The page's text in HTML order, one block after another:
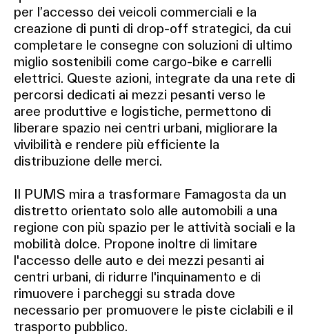
per l’accesso dei veicoli commerciali e la
creazione di punti di drop-off strategici, da cui
completare le consegne con soluzioni di ultimo
miglio sostenibili come cargo-bike e carrelli
elettrici. Queste azioni, integrate da una rete di
percorsi dedicati ai mezzi pesanti verso le
aree produttive e logistiche, permettono di
liberare spazio nei centri urbani, migliorare la
vivibilità e rendere più efficiente la
distribuzione delle merci.
Il PUMS mira a trasformare Famagosta da un
distretto orientato solo alle automobili a una
regione con più spazio per le attività sociali e la
mobilità dolce. Propone inoltre di limitare
l'accesso delle auto e dei mezzi pesanti ai
centri urbani, di ridurre l'inquinamento e di
rimuovere i parcheggi su strada dove
necessario per promuovere le piste ciclabili e il
trasporto pubblico.